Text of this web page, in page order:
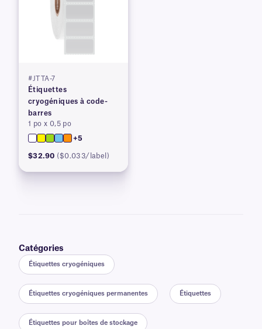
#JTTA-7
Étiquettes
cryogéniques à code-
barres
1 po x 0,5 po
+5
$32.90 ($0.033/label)
Catégories
Étiquettes cryogéniques
Étiquettes cryogéniques permanentes Étiquettes
Étiquettes pour boîtes de stockage